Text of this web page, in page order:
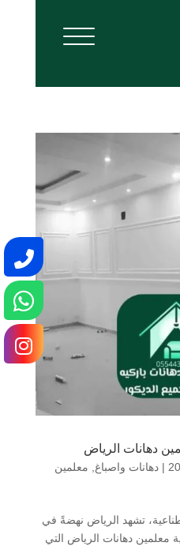
دهانات الرياض
| دهانات واصباغ, معلمين
تشهد الرياض نهضةً في
معلمين دهانات الرياض التي